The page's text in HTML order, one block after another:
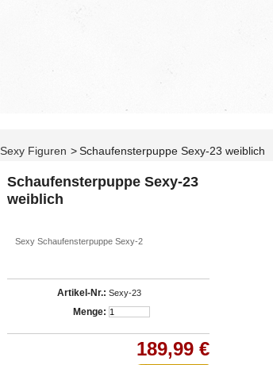
Sexy Figuren >Schaufensterpuppe Sexy-23 weiblich
Schaufensterpuppe Sexy-23
weiblich
Sexy Schaufensterpuppe Sexy-2
Artikel-Nr.: Sexy-23
Menge:
189,99 €